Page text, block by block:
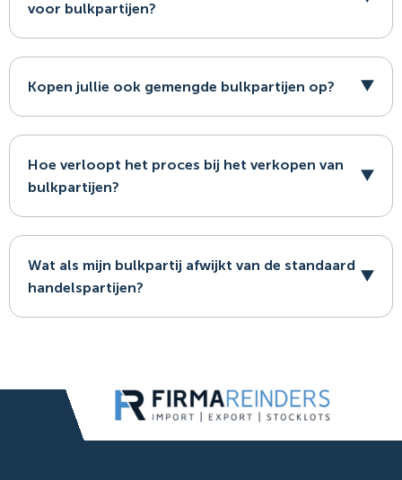
voor bulkpartijen?
Kopen jullie ook gemengde bulkpartijen op?
Hoe verloopt het proces bij het verkopen van
bulkpartijen?
Wat als mijn bulkpartij afwijkt van de standaard
handelspartijen?